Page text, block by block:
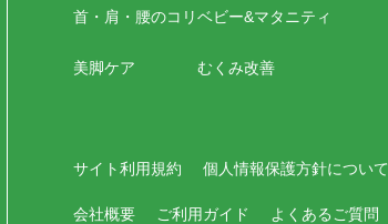
首・肩・腰のコリ
美脚ケア
ベビー&マタニティ
むくみ改善
サイト利用規約 個人情報保護方針について
会社概要 ご利用ガイド よくあるご質問